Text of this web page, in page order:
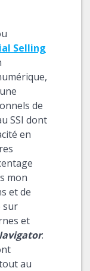
Selling
de
SSI dont
en
mon
et de
sur
et
.
au